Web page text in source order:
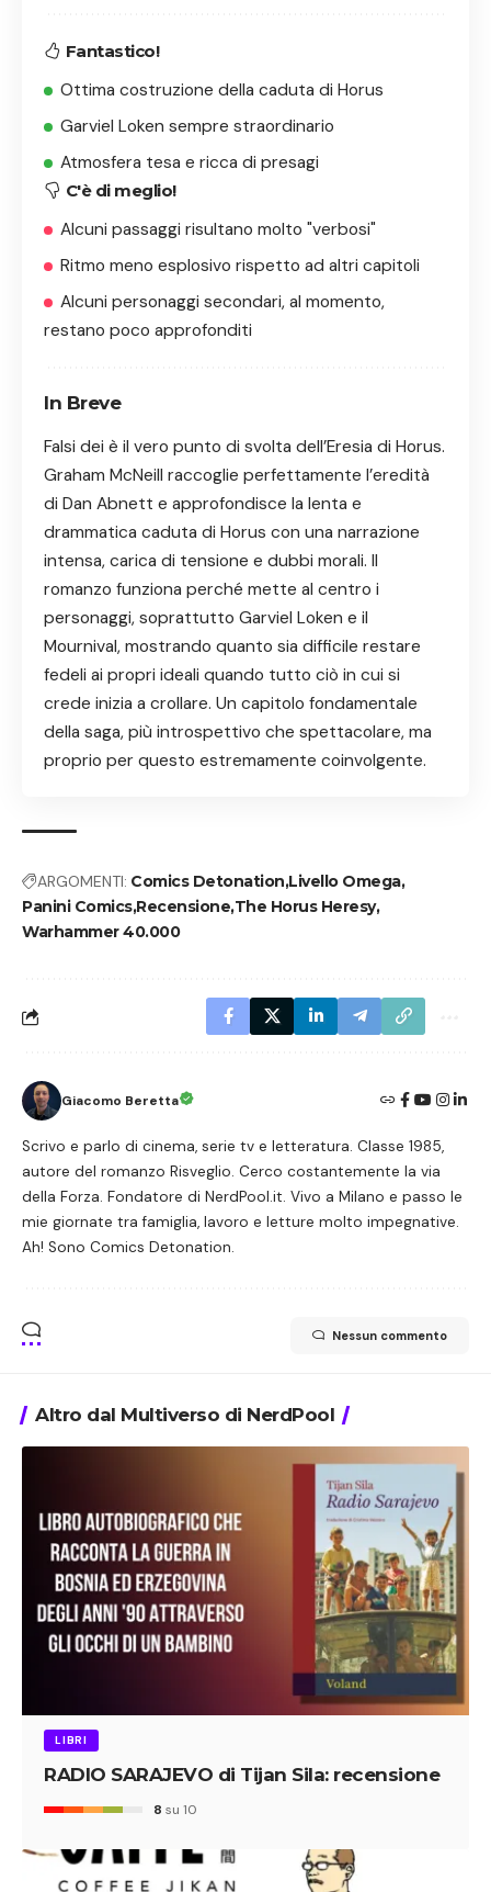
Fantastico!
Ottima costruzione della caduta di Horus
Garviel Loken sempre straordinario
Atmosfera tesa e ricca di presagi
C'è di meglio!
Alcuni passaggi risultano molto "verbosi"
Ritmo meno esplosivo rispetto ad altri capitoli
Alcuni personaggi secondari, al momento,
restano poco approfonditi
In Breve
Falsi dei è il vero punto di svolta dell’Eresia di Horus.
Graham McNeill raccoglie perfettamente l’eredità
di Dan Abnett e approfondisce la lenta e
drammatica caduta di Horus con una narrazione
intensa, carica di tensione e dubbi morali. Il
romanzo funziona perché mette al centro i
personaggi, soprattutto Garviel Loken e il
Mournival, mostrando quanto sia difficile restare
fedeli ai propri ideali quando tutto ciò in cui si
crede inizia a crollare. Un capitolo fondamentale
della saga, più introspettivo che spettacolare, ma
proprio per questo estremamente coinvolgente.
ARGOMENTI: Comics Detonation Livello Omega
Panini ComicsRecensioneThe Horus Heresy
Warhammer 40.000
Giacomo Beretta
Scrivo e parlo di cinema, serie tv e letteratura. Classe 1985,
autore del romanzo Risveglio. Cerco costantemente la via
della Forza. Fondatore di NerdPool.it. Vivo a Milano e passo le
mie giornate tra famiglia, lavoro e letture molto impegnative.
Ah! Sono Comics Detonation.
Nessun commento
Altro dal Multiverso di NerdPool
LIBRI
RADIO SARAJEVO di Tijan Sila: recensione
8 su 10